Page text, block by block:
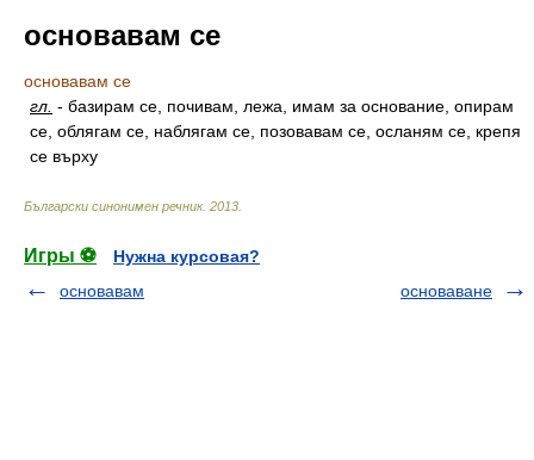
основавам се
основавам се
гл. - базирам се, почивам, лежа, имам за основание, опирам
се, облягам се, наблягам се, позовавам се, осланям се, крепя
се върху
Български синонимен речник. 2013
Игры ⚽
Нужна курсовая?
основавам
основаване